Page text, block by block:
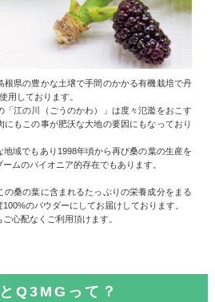
根県の豊かな土壌で手間のかかる有機栽培で丹
用しております。
「江の川（ごうのかわ）」は度々氾濫をおこす
もこの事が肥沃な大地の要因にもなっており
域でもあり1998年頃から再び桑の葉の生産を
ムのパイオニア的存在でもあります。
の桑の葉に含まれるたっぷりの栄養成分をまる
のパウダーにしてお届けしております。
心配なくご利用頂けます。
Q3MGって？